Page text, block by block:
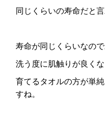
同じくらいの寿命だと言
寿命が同じくらいなので
洗う度に肌触りが良くな
育てるタオルの方が単
すね。